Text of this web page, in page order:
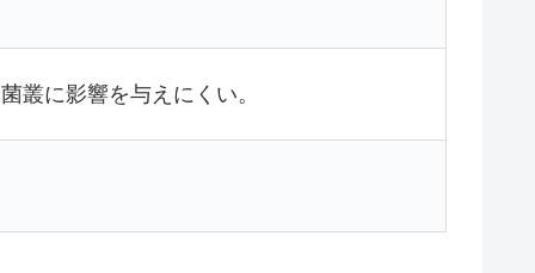
叢に影響を与えにくい。